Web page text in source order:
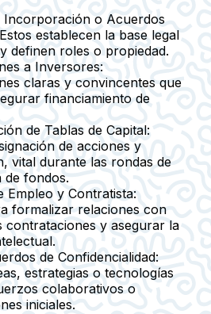
Incorporación o Acuerdos
establecen la base legal
definen roles o propiedad.
a Inversores:
claras y convincentes que
financiamiento de
de Tablas de Capital:
de acciones y
vital durante las rondas de
de fondos.
Empleo y Contratista:
formalizar relaciones con
contrataciones y asegurar la
de Confidencialidad:
estrategias o tecnologías
colaborativos o
iniciales.